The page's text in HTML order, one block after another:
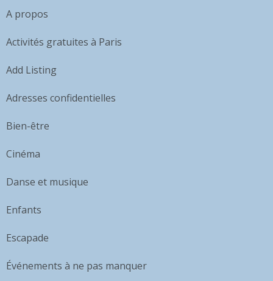
A propos
Activités gratuites à Paris
Add Listing
Adresses confidentielles
Bien-être
Cinéma
Danse et musique
Enfants
Escapade
Événements à ne pas manquer